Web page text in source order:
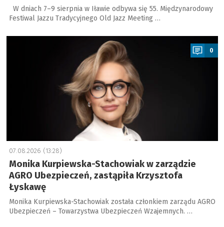
W dniach 7–9 sierpnia w Iławie odbywa się 55. Międzynarodowy
Festiwal Jazzu Tradycyjnego Old Jazz Meeting …
a
0
07.08.2026 (13:28)
Monika Kurpiewska-Stachowiak w zarządzie
AGRO Ubezpieczeń, zastąpiła Krzysztofa
Łyskawę
Monika Kurpiewska-Stachowiak została członkiem zarządu AGRO
Ubezpieczeń – Towarzystwa Ubezpieczeń Wzajemnych. …